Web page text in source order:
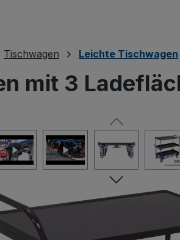
Tischwagen Leichte Tischwagen
mit 3